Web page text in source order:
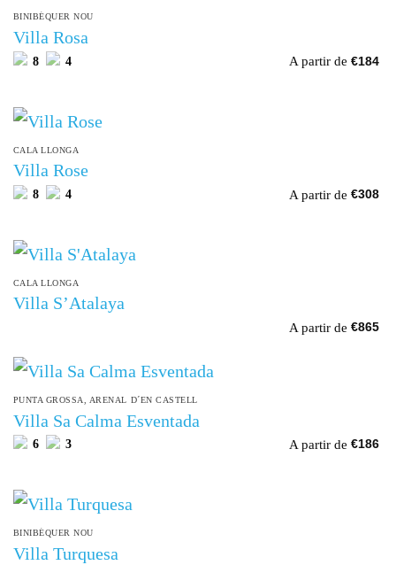
BINIBÉQUER NOU
Villa Rosa
8 4 A partir de €184
CALA LLONGA
Villa Rose
8 4 A partir de €308
CALA LLONGA
Villa S’Atalaya
A partir de €865
PUNTA GROSSA, ARENAL D´EN CASTELL
Villa Sa Calma Esventada
6 3 A partir de €186
BINIBÉQUER NOU
Villa Turquesa